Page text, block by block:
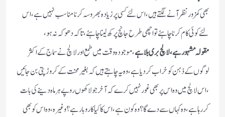
بھی کمزور نظر آنے لگتے ہیں ، اس لئے کسی پر زیادہ بھروسہ کرنا مناسب نہیں ہے ، اس
لئے کوئی کام کرنا چاہئے تو اچھی طرح جانچ پرکھ لینا چاہئے ، تاکہ دھوکہ نہ ہو ،
مقولہ مشہور ہے ، لالچ بری بلا ہے، موجودہ وقت میں طمع اور لالچ نے سماج کے اکثر
لوگوں کے ذہن کو خراب کردیا ہے ، وہ یہ چاہتے ہیں کہ بغیر محنت کے کروڑپتی بن جائیں
، اس لالچ میں وہ اس پر بھی غور نہیں کرے کہ آخر جو لاکھوں روپے ہر ماہ دینے کی بات
کر رہا ہے ، وہ کہاں سے دے گا ؟ وہ کون ہے ، اس کا کیا کاروبار ہے ؟ وغیرہ ، وہ اس کو بھی